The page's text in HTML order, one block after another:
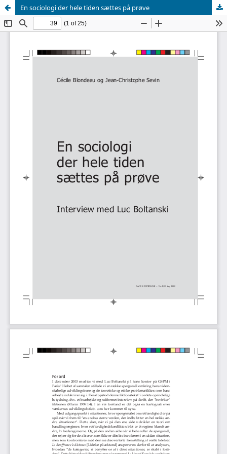
En sociologi der hele tiden sættes på prøve